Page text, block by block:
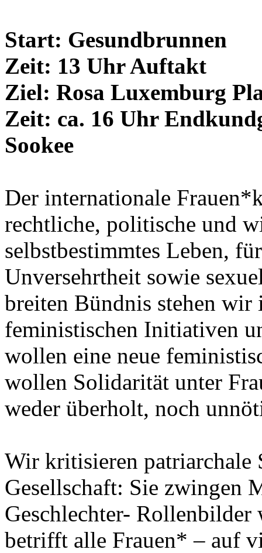
Start: Gesundbrunnen
Zeit: 13 Uhr Auftakt
Ziel: Rosa Luxemburg
Zeit: ca. 16 Uhr
Sookee
Der internationale
rechtliche, politische und
selbstbestimmtes Leben,
Unversehrtheit sowie
breiten Bündnis stehen wir
feministischen Initiativen
wollen eine neue
wollen Solidarität unter
weder überholt, noch
Wir kritisieren patriarchale
Gesellschaft: Sie zwingen
Geschlechter-
betrifft alle Frauen* – auf